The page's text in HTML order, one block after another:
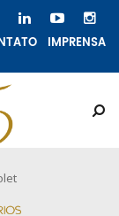
IMPRENSA